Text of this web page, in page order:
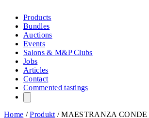
Products
Bundles
Auctions
Events
Salons & M&P Clubs
Jobs
Articles
Contact
Commented tastings
Home /Produkt /MAESTRANZA CONDE